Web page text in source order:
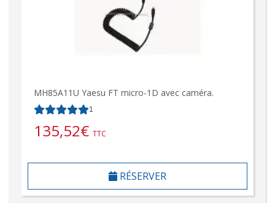
MH85A11U Yaesu FT micro-1D avec caméra.
1
135,52€ TTC
RÉSERVER